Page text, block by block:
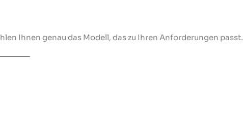
Ihnen genau das Modell, das zu Ihren Anforderungen passt.